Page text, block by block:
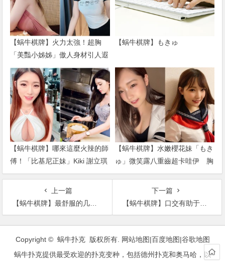
【蜗牛棋牌】火力太強！超胸
「美豔小姊姊」傲人身材引人遐
想 一身兇猛戰袍直接辣到噴火
【蜗牛棋牌】もきゅ
【蜗牛棋牌】哪來這麼火辣的師
傅！「比基尼正妹」Kiki 謝立琪
體驗日料店長 低胸洋裝登場讓
【蜗牛棋牌】水嫩櫻花妹「もき
ゅ」微笑露八重齒超卡哇伊 胸
前全集中「乳之呼吸」戰鬥力破
上一篇
【蜗牛棋牌】最舒服的几种另类做爱姿势
下一篇
【蜗牛棋牌】口交有助于提高女性性趣和美容
文
Copyright © 蜗牛扑克 版权所有. 网站地图|百度地图|谷歌地图
蜗牛扑克提供最受欢迎的扑克变种，包括德州扑克和奥马哈，以